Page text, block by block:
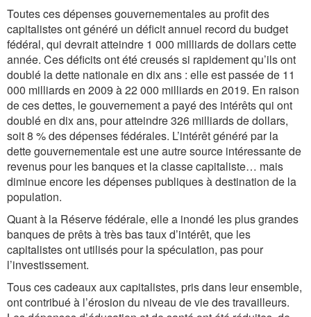
Toutes ces dépenses gouvernementales au profit des
capitalistes ont généré un déficit annuel record du budget
fédéral, qui devrait atteindre 1 000 milliards de dollars cette
année. Ces déficits ont été creusés si rapidement qu’ils ont
doublé la dette nationale en dix ans : elle est passée de 11
000 milliards en 2009 à 22 000 milliards en 2019. En raison
de ces dettes, le gouvernement a payé des intérêts qui ont
doublé en dix ans, pour atteindre 326 milliards de dollars,
soit 8 % des dépenses fédérales. L’intérêt généré par la
dette gouvernementale est une autre source intéressante de
revenus pour les banques et la classe capitaliste… mais
diminue encore les dépenses publiques à destination de la
population.
Quant à la Réserve fédérale, elle a inondé les plus grandes
banques de prêts à très bas taux d’intérêt, que les
capitalistes ont utilisés pour la spéculation, pas pour
l’investissement.
Tous ces cadeaux aux capitalistes, pris dans leur ensemble,
ont contribué à l’érosion du niveau de vie des travailleurs.